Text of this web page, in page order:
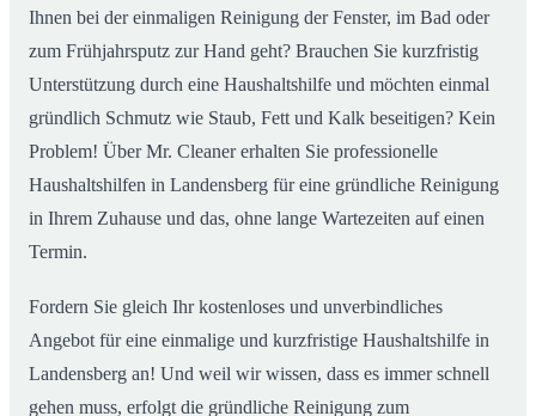
Ihnen bei der einmaligen Reinigung der Fenster, im Bad oder
zum Frühjahrsputz zur Hand geht? Brauchen Sie kurzfristig
Unterstützung durch eine Haushaltshilfe und möchten einmal
gründlich Schmutz wie Staub, Fett und Kalk beseitigen? Kein
Problem! Über Mr. Cleaner erhalten Sie professionelle
Haushaltshilfen in Landensberg für eine gründliche Reinigung
in Ihrem Zuhause und das, ohne lange Wartezeiten auf einen
Termin.
Fordern Sie gleich Ihr kostenloses und unverbindliches
Angebot für eine einmalige und kurzfristige Haushaltshilfe in
Landensberg an! Und weil wir wissen, dass es immer schnell
gehen muss, erfolgt die gründliche Reinigung zum